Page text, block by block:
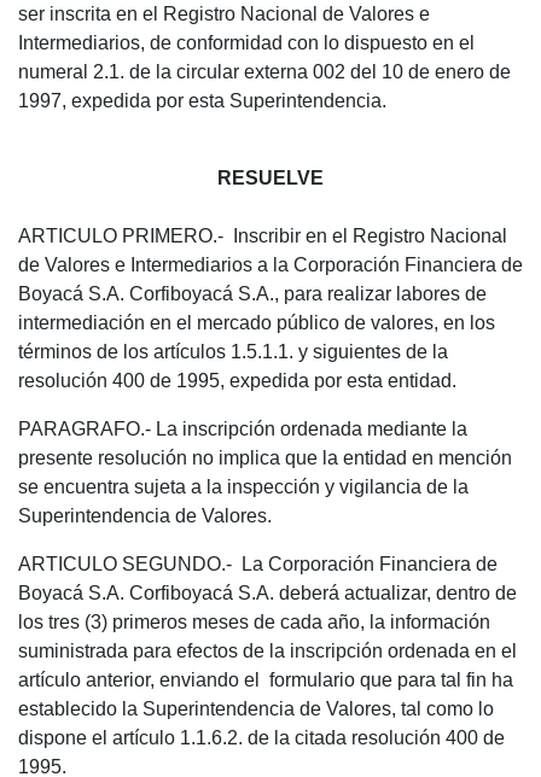
ser inscrita en el Registro Nacional de Valores e
Intermediarios, de conformidad con lo dispuesto en el
numeral 2.1. de la circular externa 002 del 10 de enero de
1997, expedida por esta Superintendencia.
RESUELVE
ARTICULO PRIMERO.- Inscribir en el Registro Nacional
de Valores e Intermediarios a la Corporación Financiera de
Boyacá S.A. Corfiboyacá S.A., para realizar labores de
intermediación en el mercado público de valores, en los
términos de los artículos 1.5.1.1. y siguientes de la
resolución 400 de 1995, expedida por esta entidad.
PARAGRAFO.- La inscripción ordenada mediante la
presente resolución no implica que la entidad en mención
se encuentra sujeta a la inspección y vigilancia de la
Superintendencia de Valores.
ARTICULO SEGUNDO.- La Corporación Financiera de
Boyacá S.A. Corfiboyacá S.A. deberá actualizar, dentro de
los tres (3) primeros meses de cada año, la información
suministrada para efectos de la inscripción ordenada en el
artículo anterior, enviando el formulario que para tal fin ha
establecido la Superintendencia de Valores, tal como lo
dispone el artículo 1.1.6.2. de la citada resolución 400 de
1995.